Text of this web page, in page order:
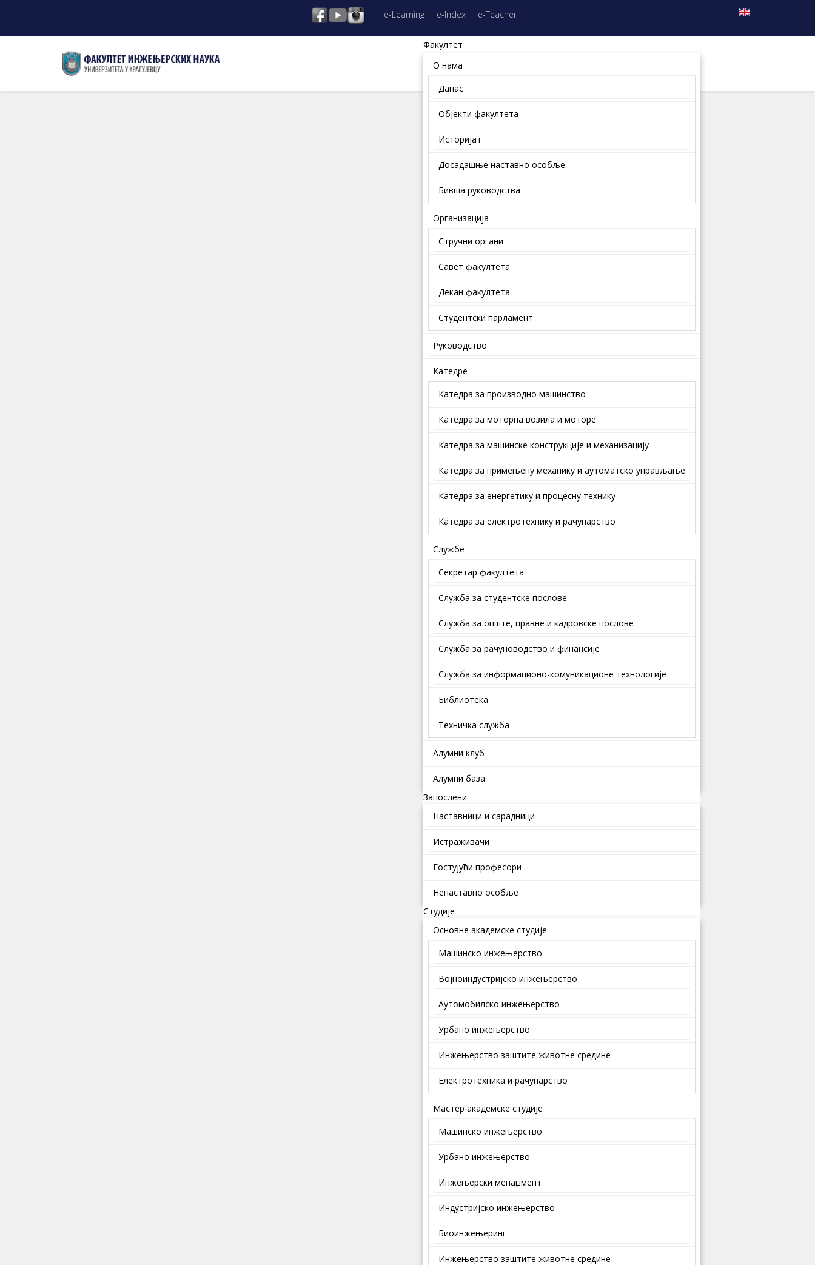
e-Learning e-Index e-Teacher
Факултет
О нама
Данас
Објекти факултета
Историјат
Досадашње наставно особље
Бивша руководства
Организација
Стручни органи
Савет факултета
Декан факултета
Студентски парламент
Руководство
Катедре
Катедра за производно машинство
Катедра за моторна возила и моторе
Катедра за машинске конструкције и механизацију
Катедра за примењену механику и аутоматско управљање
Катедра за енергетику и процесну технику
Катедра за електротехнику и рачунарство
Службе
Секретар факултета
Служба за студентске послове
Службa зa oпштe, прaвнe и кaдрoвскe пoслoвe
Служба за рачуноводство и финансије
Служба за информационо-комуникационе технологије
Библиотека
Техничка служба
Алумни клуб
Алумни база
Запослени
Наставници и сарадници
Истраживачи
Гостујући професори
Ненаставно особље
Студије
Основне академске студије
Машинско инжењерство
Војноиндустријско инжењерство
Аутомобилско инжењерство
Урбано инжењерство
Инжењерство заштите животне средине
Електротехника и рачунарство
Мастер академске студије
Машинско инжењерство
Урбано инжењерство
Инжењерски менаџмент
Индустријско инжењерство
Биоинжењеринг
Инжењерство заштите животне средине